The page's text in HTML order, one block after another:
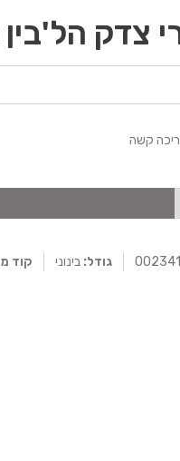
צדק
קשה
גודל: בינוני קוד